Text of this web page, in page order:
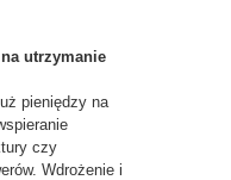
utrzymanie
pieniędzy na
czy
Wdrożenie i